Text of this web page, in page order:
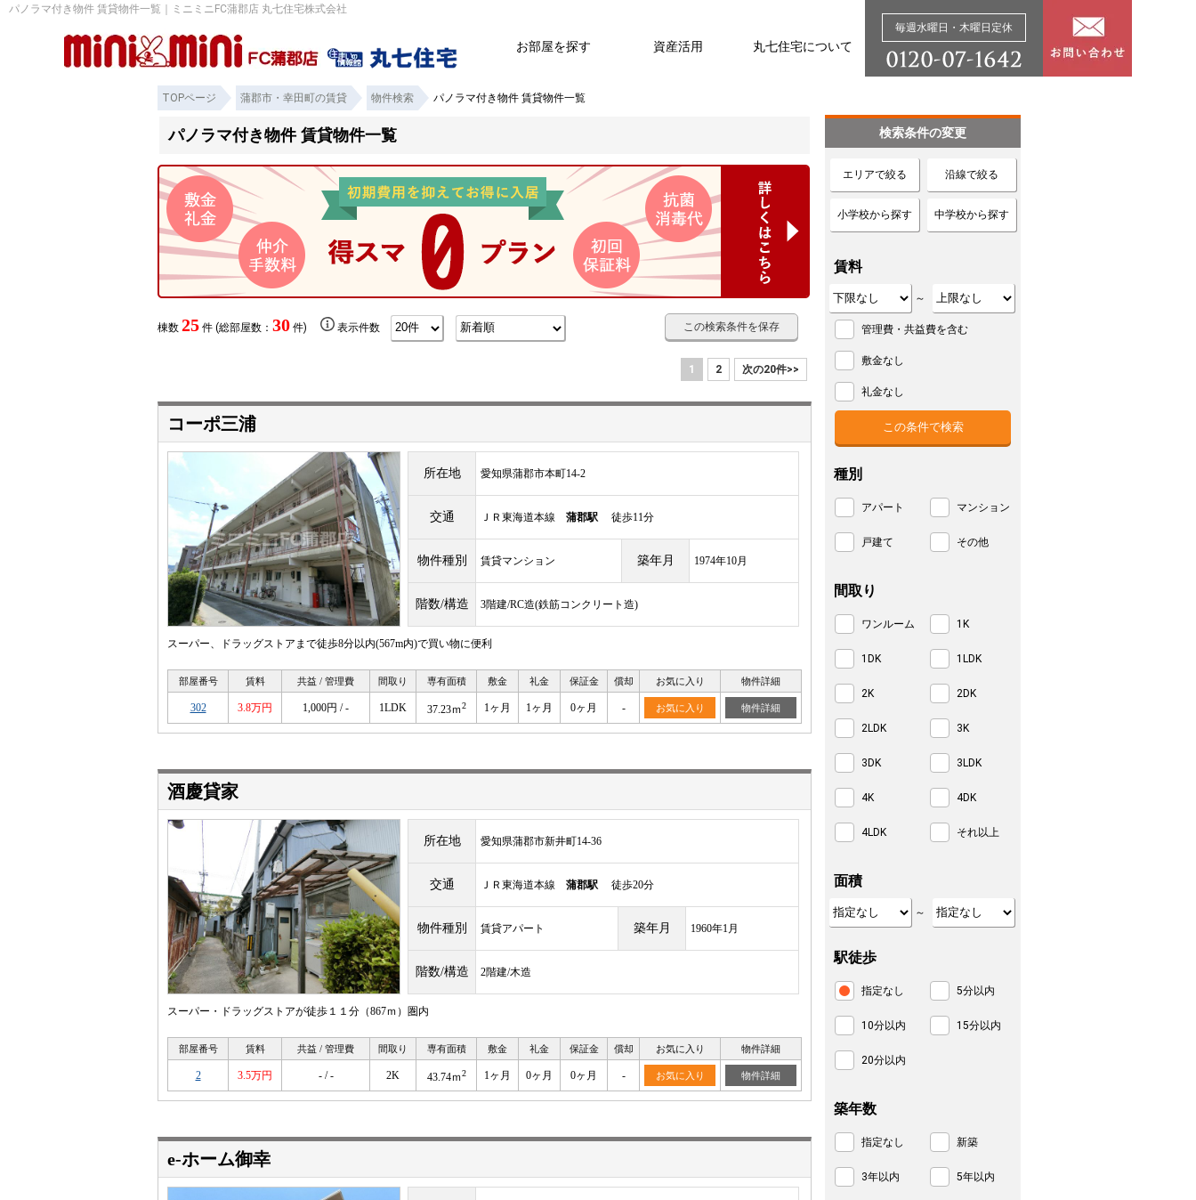
パノラマ付き物件 賃貸物件一覧｜ミニミニFC蒲郡店 丸七住宅株式会社
お部屋を探す 資産活用 丸七住宅について
毎週水曜日・木曜日定休
TOPページ 蒲郡市・幸田町の賃貸 物件検索 パノラマ付き物件 賃貸物件一覧
パノラマ付き物件 賃貸物件一覧
棟数 25 件 (総部屋数： 30 件) 表示件数 この検索条件を保存
1 2 次の20件>>
コーポ三浦
所在地 愛知県蒲郡市本町14-2
交通 ＪＲ東海道本線 蒲郡駅 徒歩11分
物件種別 賃貸マンション 築年月 1974年10月
階数/構造 3階建/RC造(鉄筋コンクリート造)
スーパー、ドラッグストアまで徒歩8分以内(567m内)で買い物に便利
部屋番号 賃料 共益 / 管理費 間取り 専有面積 敷金 礼金 保証金 償却 お気に入り 物件詳細
302 3.8万円 1,000円 / - 1LDK 37.23ｍ2 1ヶ月 1ヶ月 0ヶ月 - お気に入り 物件詳細
酒慶貸家
所在地 愛知県蒲郡市新井町14-36
交通 ＪＲ東海道本線 蒲郡駅 徒歩20分
物件種別 賃貸アパート 築年月 1960年1月
階数/構造 2階建/木造
スーパー・ドラッグストアが徒歩１１分（867ｍ）圏内
部屋番号 賃料 共益 / 管理費 間取り 専有面積 敷金 礼金 保証金 償却 お気に入り 物件詳細
2 3.5万円 - / - 2K 43.74ｍ2 1ヶ月 0ヶ月 0ヶ月 - お気に入り 物件詳細
e-ホーム御幸
検索条件の変更
エリアで絞る 沿線で絞る
小学校から探す 中学校から探す
賃料
～
管理費・共益費を含む
敷金なし
礼金なし
種別
アパート マンション
戸建て その他
間取り
ワンルーム 1K
1DK 1LDK
2K 2DK
2LDK 3K
3DK 3LDK
4K 4DK
4LDK それ以上
面積
～
駅徒歩
指定なし 5分以内
10分以内 15分以内
20分以内
築年数
指定なし 新築
3年以内 5年以内